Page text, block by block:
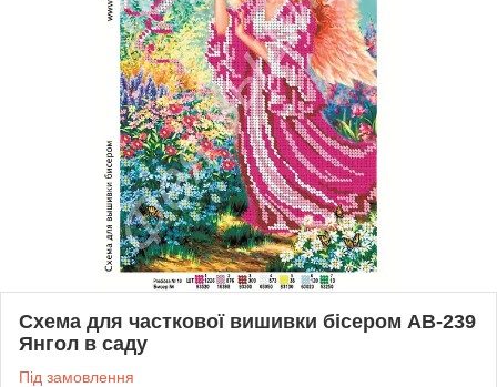
Схема для часткової вишивки бісером АВ-239
Янгол в саду
Під замовлення